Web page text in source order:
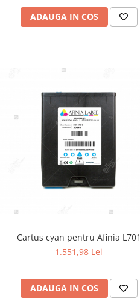
ADAUGA IN COS
Cartus cyan pentru Afinia L701
1.551,98 Lei
ADAUGA IN COS